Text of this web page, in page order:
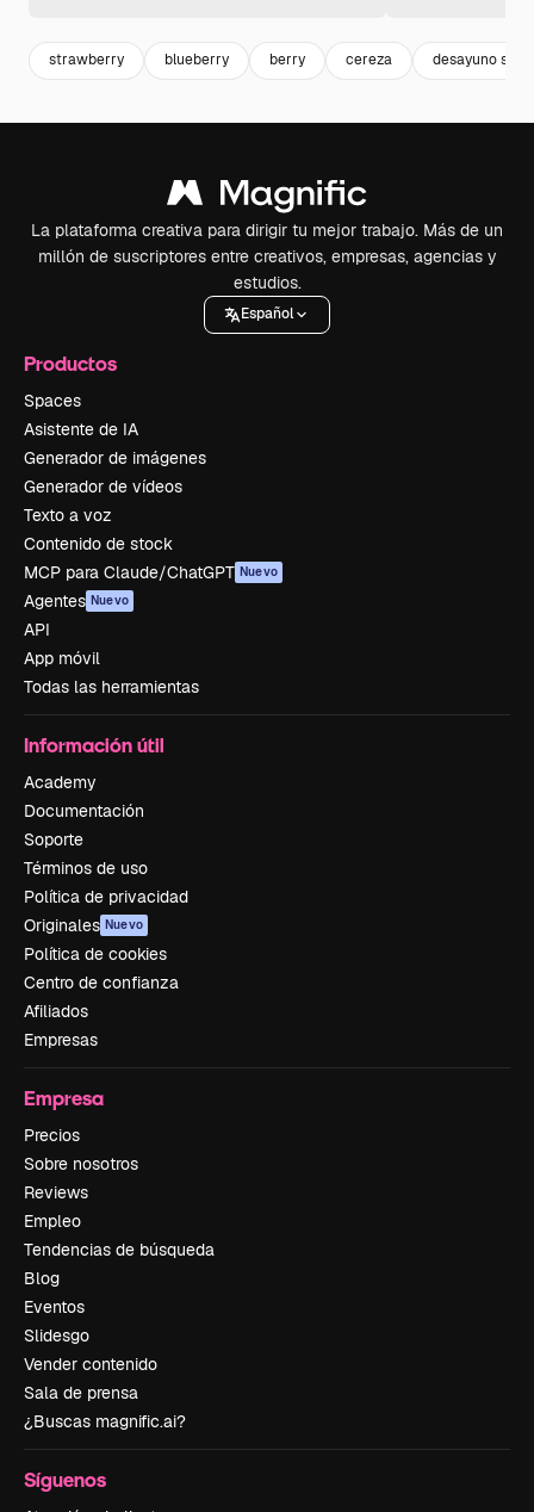
strawberry blueberry berry cereza desayuno
La plataforma creativa para dirigir tu mejor trabajo. Más de un
millón de suscriptores entre creativos, empresas, agencias y
estudios.
Español
Productos
Spaces
Asistente de IA
Generador de imágenes
Generador de vídeos
Texto a voz
Contenido de stock
MCP para Claude/ChatGPT Nuevo
Agentes Nuevo
API
App móvil
Todas las herramientas
Información útil
Academy
Documentación
Soporte
Términos de uso
Política de privacidad
Originales Nuevo
Política de cookies
Centro de confianza
Afiliados
Empresas
Empresa
Precios
Sobre nosotros
Reviews
Empleo
Tendencias de búsqueda
Blog
Eventos
Slidesgo
Vender contenido
Sala de prensa
¿Buscas magnific.ai?
Síguenos